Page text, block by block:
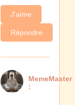
J'aime
Répondre
MemeMaster
: